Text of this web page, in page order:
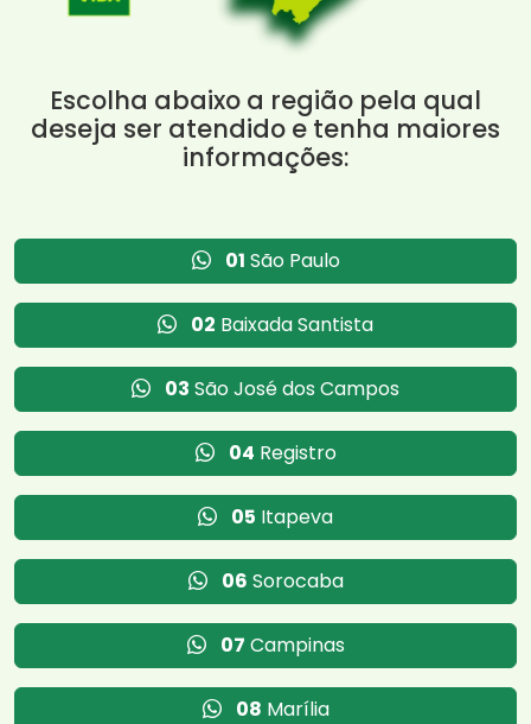
Escolha abaixo a região pela qual
deseja ser atendido e tenha maiores
informações:
01 São Paulo
02 Baixada Santista
03 São José dos Campos
04 Registro
05 Itapeva
06 Sorocaba
07 Campinas
08 Marília